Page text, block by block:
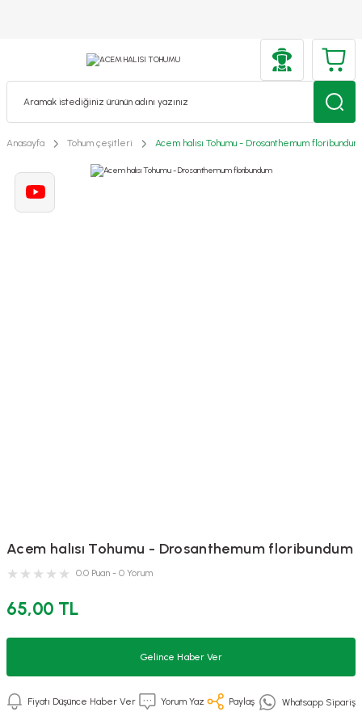
Anasayfa Tohum çeşitleri Acem halısı Tohumu - Drosanthemum floribundum
Acem halısı Tohumu - Drosanthemum floribundum
0.0 Puan - 0 Yorum
65,00 TL
Gelince Haber Ver
Fiyatı Düşünce Haber Ver Yorum Yaz Paylaş Whatsapp Sipariş